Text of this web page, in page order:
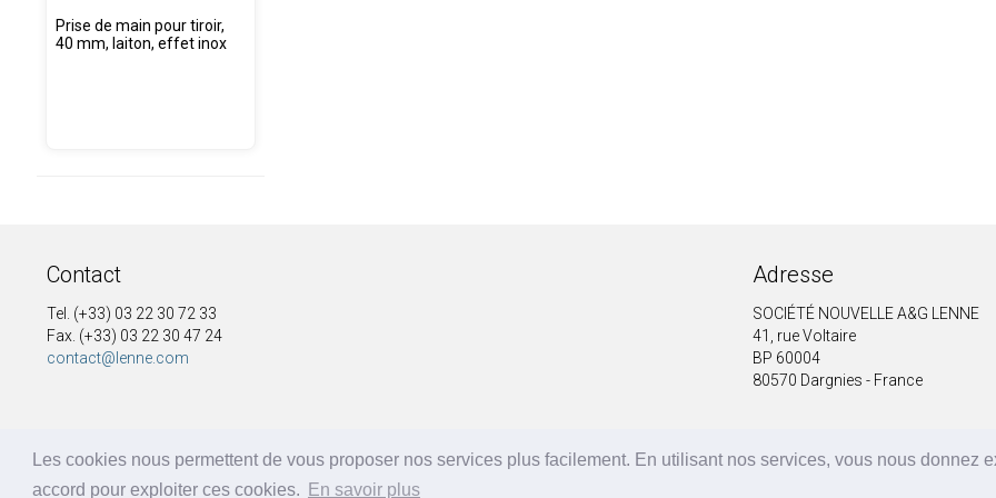
Les cookies nous permettent de vous proposer nos services plus facilement. En utilisant nos services, vous nous donnez
accord pour exploiter ces cookies.
En savoir plus
Prise de main pour tiroir,
40 mm, laiton, effet inox
Contact
Tel. (+33) 03 22 30 72 33
Fax. (+33) 03 22 30 47 24
contact@lenne.com
Adresse
SOCIÉTÉ NOUVELLE A&G LENNE
41, rue Voltaire
BP 60004
80570 Dargnies - France